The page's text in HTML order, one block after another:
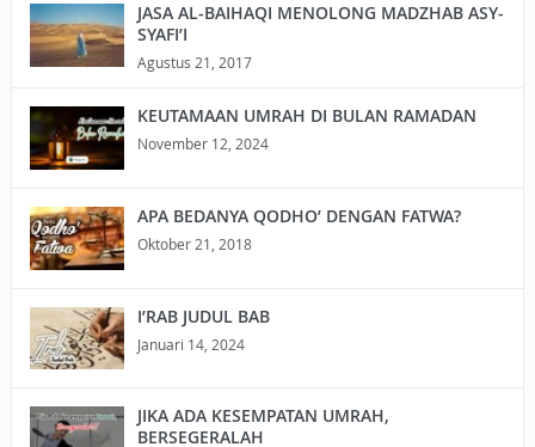
JASA AL-BAIHAQI MENOLONG MADZHAB ASY-
SYAFI’I
Agustus 21, 2017
KEUTAMAAN UMRAH DI BULAN RAMADAN
November 12, 2024
APA BEDANYA QODHO’ DENGAN FATWA?
Oktober 21, 2018
I’RAB JUDUL BAB
Januari 14, 2024
JIKA ADA KESEMPATAN UMRAH,
BERSEGERALAH